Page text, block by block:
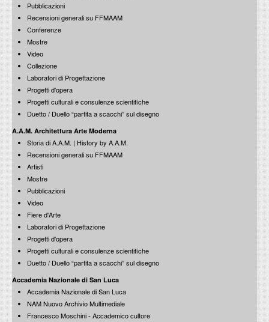
Pubblicazioni
Recensioni generali su FFMAAM
Conferenze
Mostre
Video
Collezione
Laboratori di Progettazione
Progetti d'opera
Progetti culturali e consulenze scientifiche
Duetto / Duello “partita a scacchi” sul disegno
A.A.M. Architettura Arte Moderna
Storia di A.A.M. | History by A.A.M.
Recensioni generali su FFMAAM
Artisti
Mostre
Pubblicazioni
Video
Fiere d'Arte
Laboratori di Progettazione
Progetti d'opera
Progetti culturali e consulenze scientifiche
Duetto / Duello “partita a scacchi” sul disegno
Accademia Nazionale di San Luca
Accademia Nazionale di San Luca
NAM Nuovo Archivio Multimediale
Francesco Moschini - Accademico cultore